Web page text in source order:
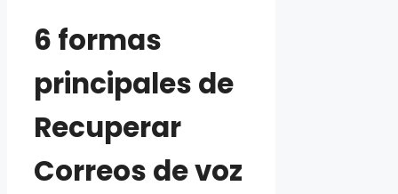
6 formas
principales de
Recuperar
Correos de voz